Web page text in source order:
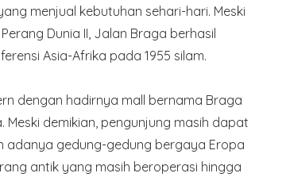
menjual kebutuhan sehari-hari. Meski
Dunia II, Jalan Braga berhasil
Asia-Afrika pada 1955 silam.
dengan hadirnya mall bernama Braga
demikian, pengunjung masih dapat
adanya gedung-gedung bergaya Eropa
antik yang masih beroperasi hingga